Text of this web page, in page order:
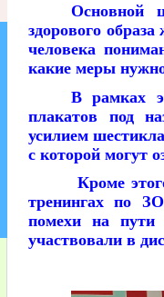
Основной
здорового
человека
какие меры
В рамках
плакатов под
усилием
с которой могут
Кроме
тренингах по
помехи на
участвовали в